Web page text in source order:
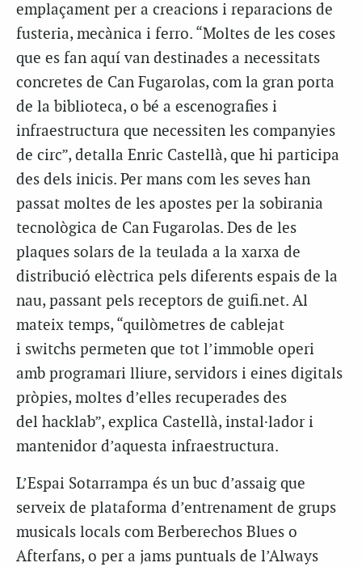
emplaçament per a creacions i reparacions de
fusteria, mecànica i ferro. “Moltes de les coses
que es fan aquí van destinades a necessitats
concretes de Can Fugarolas, com la gran porta
de la biblioteca, o bé a escenografies i
infraestructura que necessiten les companyies
de circ”, detalla Enric Castellà, que hi participa
des dels inicis. Per mans com les seves han
passat moltes de les apostes per la sobirania
tecnològica de Can Fugarolas. Des de les
plaques solars de la teulada a la xarxa de
distribució elèctrica pels diferents espais de la
nau, passant pels receptors de guifi.net. Al
mateix temps, “quilòmetres de cablejat
i switchs permeten que tot l’immoble operi
amb programari lliure, servidors i eines digitals
pròpies, moltes d’elles recuperades des
del hacklab”, explica Castellà, instal·lador i
mantenidor d’aquesta infraestructura.
L’Espai Sotarrampa és un buc d’assaig que
serveix de plataforma d’entrenament de grups
musicals locals com Berberechos Blues o
Afterfans, o per a jams puntuals de l’Always